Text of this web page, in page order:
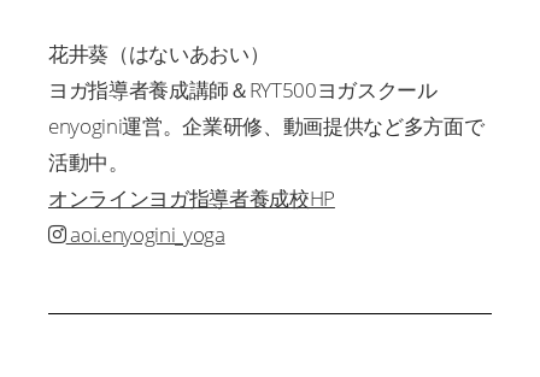
花井葵（はないあおい）
ヨガ指導者養成講師＆RYT500ヨガスクール
enyogini運営。企業研修、動画提供など多方面で
活動中。
オンラインヨガ指導者養成校HP
aoi.enyogini_yoga